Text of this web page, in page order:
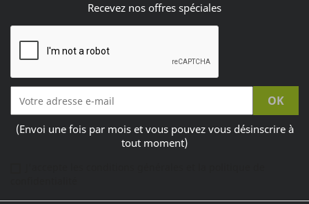
Recevez nos offres spéciales
(Envoi une fois par mois et vous pouvez vous désinscrire à
tout moment)